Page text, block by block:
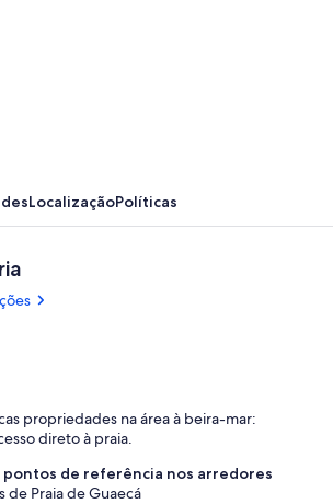
Parte interna
LocalizaçãoPolíticas
propriedades na área à beira-mar:
direto à praia.
pontos de referência nos arredores
de Praia de Guaecá